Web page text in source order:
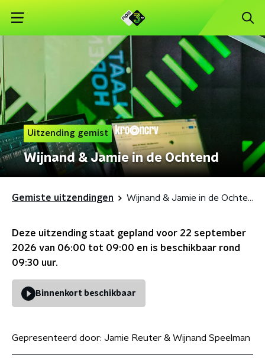
Uitzending gemist
Wijnand & Jamie in de Ochtend
Gemiste uitzendingen Wijnand & Jamie in de Ochtend
Deze uitzending staat gepland voor 22 september
2026 van 06:00 tot 09:00 en is beschikbaar rond
09:30 uur.
Binnenkort beschikbaar
Gepresenteerd door: Jamie Reuter & Wijnand Speelman